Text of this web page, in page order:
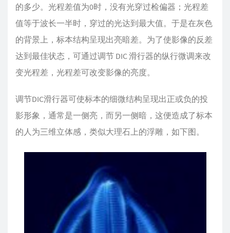
的多少。光程差值为0时，没有光穿过检偏器；光程差
值等于波长一半时，穿过的光达到最大值。于是在灰色
的背景上，标本结构呈现出亮暗差。为了使影像的反差
达到最佳状态，可通过调节 DIC 滑行器的纵行微调来改
变光程差，光程差可改变影像的亮度。
调节DIC滑行器可使标本的细微结构呈现出正或负的投
影形象，通常是一侧亮，而另一侧暗，这便造成了标本
的人为三维立体感，类似大理石上的浮雕，如下图。